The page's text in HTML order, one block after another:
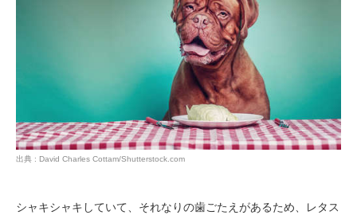
出典 : David Charles Cottam/Shutterstock.com
シャキシャキしていて、それなりの歯ごたえがあるため、レタス